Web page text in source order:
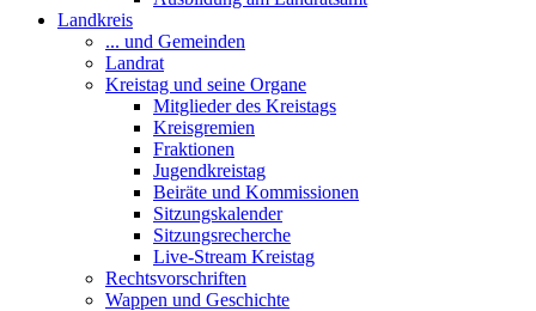
Landkreis
... und Gemeinden
Landrat
Kreistag und seine Organe
Mitglieder des Kreistags
Kreisgremien
Fraktionen
Jugendkreistag
Beiräte und Kommissionen
Sitzungskalender
Sitzungsrecherche
Live-Stream Kreistag
Rechtsvorschriften
Wappen und Geschichte